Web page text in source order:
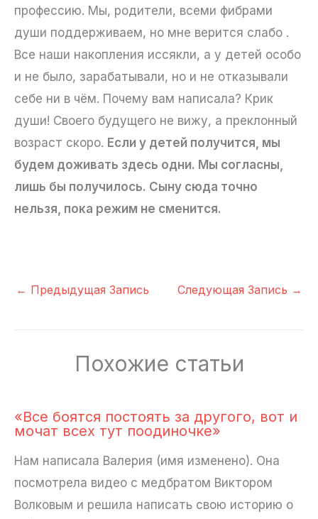
профессию. Мы, родители, всеми фибрами
души поддерживаем, но мне верится слабо .
Все наши накопления иссякли, а у детей особо
и не было, зарабатывали, но и не отказывали
себе ни в чём. Почему вам написала? Крик
души! Своего будущего не вижу, а преклонный
возраст скоро. Если у детей получится, мы
будем доживать здесь одни. Мы согласны,
лишь бы получилось. Сыну сюда точно
нельзя, пока режим не сменится.
← Предыдущая Запись Следующая Запись →
Похожие статьи
«Все боятся постоять за другого, вот и
мочат всех тут поодиночке»
Нам написала Валерия (имя изменено). Она
посмотрела видео с медбратом Виктором
Волковым и решила написать свою историю о